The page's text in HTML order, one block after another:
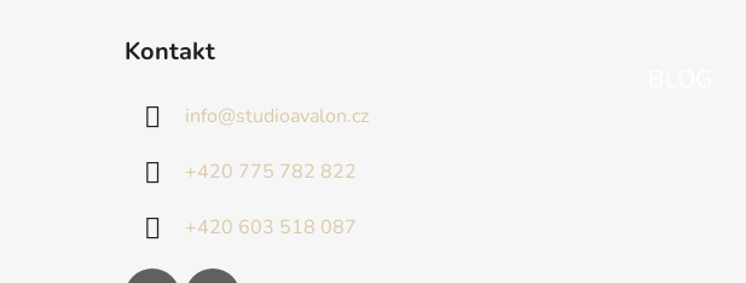
Kontakt
info@studioavalon.cz
+420 775 782 822
+420 603 518 087